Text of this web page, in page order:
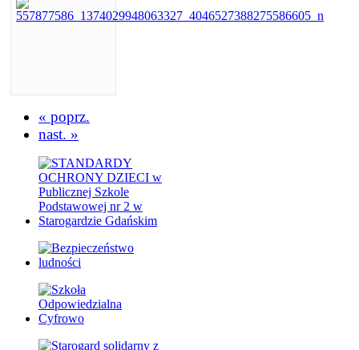
« poprz.
nast. »